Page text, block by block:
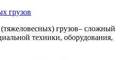
грузов– сложный
техники, оборудования,